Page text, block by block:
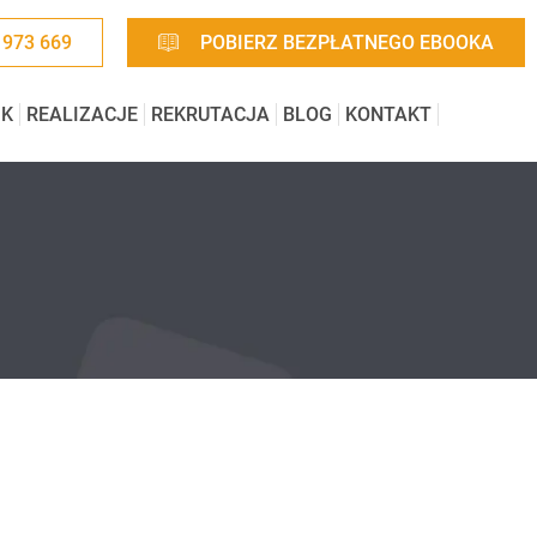
669 POBIERZ BEZPŁATNEGO EBOOKA
REALIZACJE REKRUTACJA BLOG KONTAKT